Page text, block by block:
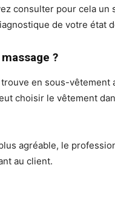
consulter pour cela un
de votre état
?
en sous-vêtement
choisir le vêtement
agréable, le
au client.